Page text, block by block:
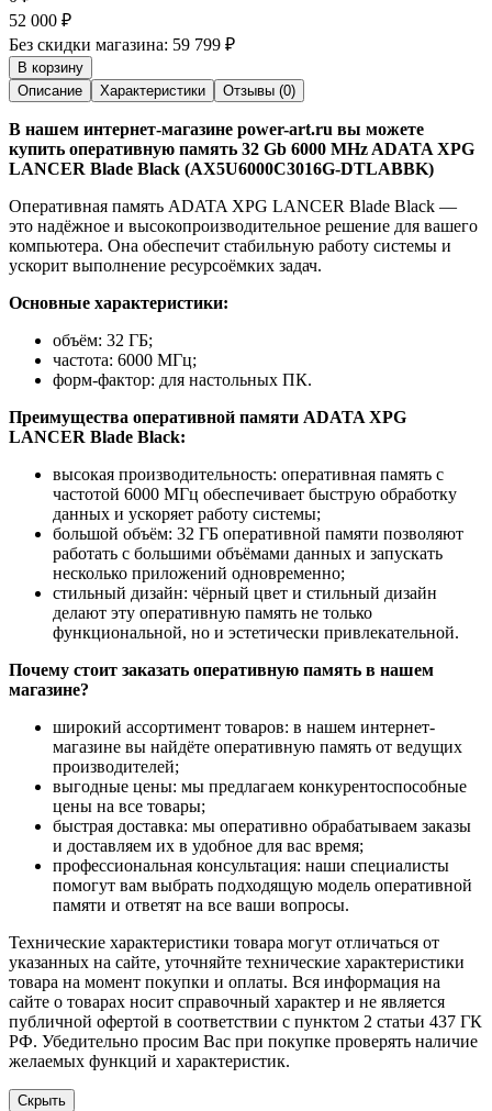
52 000 ₽
Без скидки магазина: 59 799 ₽
В корзину
Описание
Характеристики Отзывы (0)
В нашем интернет-магазине power-art.ru вы можете
купить оперативную память 32 Gb 6000 MHz ADATA XPG
LANCER Blade Black (AX5U6000C3016G-DTLABBK)
Оперативная память ADATA XPG LANCER Blade Black —
это надёжное и высокопроизводительное решение для вашего
компьютера. Она обеспечит стабильную работу системы и
ускорит выполнение ресурсоёмких задач.
Основные характеристики:
объём: 32 ГБ;
частота: 6000 МГц;
форм-фактор: для настольных ПК.
Преимущества оперативной памяти ADATA XPG
LANCER Blade Black:
высокая производительность: оперативная память с
частотой 6000 МГц обеспечивает быструю обработку
данных и ускоряет работу системы;
большой объём: 32 ГБ оперативной памяти позволяют
работать с большими объёмами данных и запускать
несколько приложений одновременно;
стильный дизайн: чёрный цвет и стильный дизайн
делают эту оперативную память не только
функциональной, но и эстетически привлекательной.
Почему стоит заказать оперативную память в нашем
магазине?
широкий ассортимент товаров: в нашем интернет-
магазине вы найдёте оперативную память от ведущих
производителей;
выгодные цены: мы предлагаем конкурентоспособные
цены на все товары;
быстрая доставка: мы оперативно обрабатываем заказы
и доставляем их в удобное для вас время;
профессиональная консультация: наши специалисты
помогут вам выбрать подходящую модель оперативной
памяти и ответят на все ваши вопросы.
Технические характеристики товара могут отличаться от
указанных на сайте, уточняйте технические характеристики
товара на момент покупки и оплаты. Вся информация на
сайте о товарах носит справочный характер и не является
публичной офертой в соответствии с пунктом 2 статьи 437 ГК
РФ. Убедительно просим Вас при покупке проверять наличие
желаемых функций и характеристик.
Скрыть